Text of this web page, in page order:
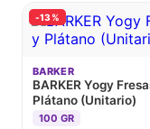
-13%
BARKER
BARKER Yogy
Plátano (Unitario)
100 GR